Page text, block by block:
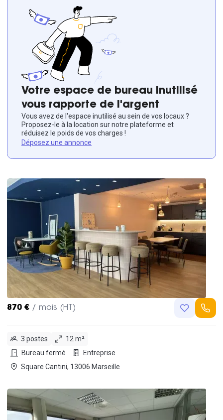
Votre espace de bureau inutilisé
vous rapporte de l'argent
Vous avez de l'espace inutilisé au sein de vos locaux ?
Proposez-le à la location sur notre plateforme et
réduisez le poids de vos charges !
Déposez une annonce
870 € / mois (HT)
3 postes
12 m²
Bureau fermé
Entreprise
Square Cantini, 13006 Marseille